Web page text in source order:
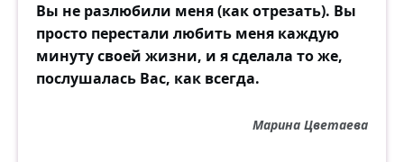
Вы не разлюбили меня (как отрезать). Вы
просто перестали любить меня каждую
минуту своей жизни, и я сделала то же,
послушалась Вас, как всегда.
Марина Цветаева